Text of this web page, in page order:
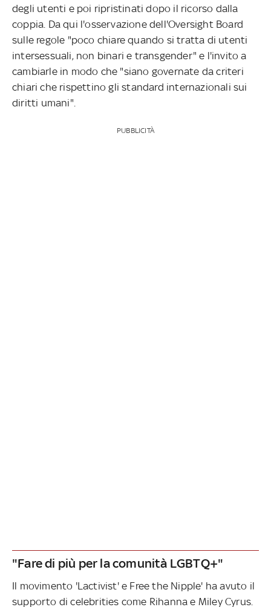
degli utenti e poi ripristinati dopo il ricorso dalla
coppia. Da qui l'osservazione dell'Oversight Board
sulle regole "poco chiare quando si tratta di utenti
intersessuali, non binari e transgender" e l'invito a
cambiarle in modo che "siano governate da criteri
chiari che rispettino gli standard internazionali sui
diritti umani".
PUBBLICITÀ
"Fare di più per la comunità LGBTQ+"
Il movimento 'Lactivist' e Free the Nipple' ha avuto il
supporto di celebrities come Rihanna e Miley Cyrus.